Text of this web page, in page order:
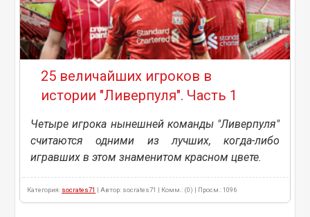
25 величайших игроков в
истории "Ливерпуля". Часть 1
Четыре игрока нынешней команды "Ливерпуля"
считаются одними из лучших, когда-либо
игравших в этом знаменитом красном цвете.
Категория: socrates71 | Автор: socrates71 | Комм.: (0) | Просм.: 1096